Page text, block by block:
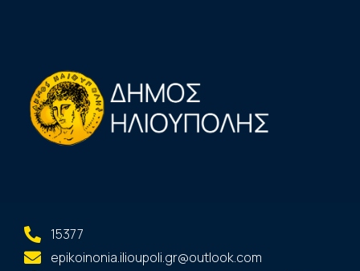
15377
epikoinonia.ilioupoli.gr@outlook.com